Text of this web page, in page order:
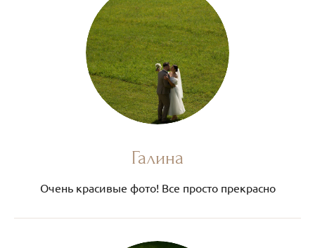
Галина
Очень красивые фото! Все просто прекрасно